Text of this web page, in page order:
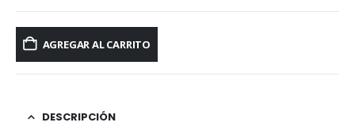
AGREGAR AL CARRITO
DESCRIPCIÓN